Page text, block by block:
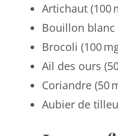
Artichaut (100
Bouillon blanc
Brocoli (100
Ail des ours
Coriandre (50
Aubier de